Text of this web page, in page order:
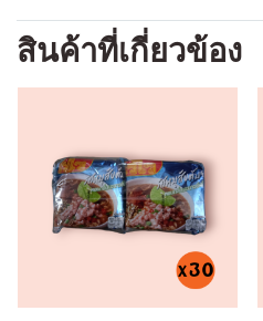
สินค้าที่เกี่ยวข้อง